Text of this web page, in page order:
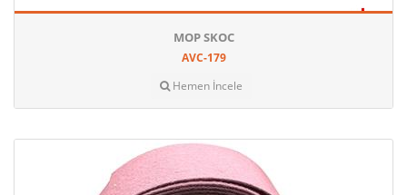
MOP SKOC
AVC-179
Hemen İncele